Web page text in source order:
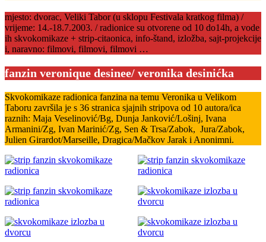
mjesto: dvorac, Veliki Tabor (u sklopu Festivala kratkog filma) /
vrijeme: 14.-18.7.2003. / radionice su otvorene od 10 do14h, a vode
ih skvokomikaze + strip-citaonica, info-štand, izložba, sajt-projekcije
i, naravno: filmovi, filmovi, filmovi …
fanzin veronique desinee/ veronika desinićka
Skvokomikaze radionica fanzina na temu Veronika u Velikom
Taboru završila je s 36 stranica sjajnih stripova od 10 autora/ica
raznih: Maja Veselinović/Bg, Dunja Janković/Lošinj, Ivana
Armanini/Zg, Ivan Marinić/Zg, Sen & Trsa/Zabok, Jura/Zabok,
Julien Girardot/Marseille, Dragica/Mačkov Jarak i Anonimni.